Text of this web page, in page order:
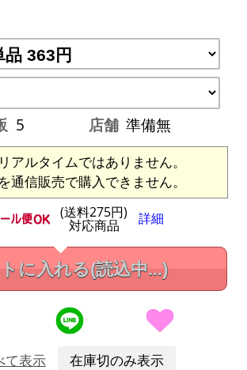
5 店舗 準備無
アルタイムではありません。
通信販売で購入できません。
(送料275円)
対応商品 詳細
に入れる(読込中...)
て表示 在庫切のみ表示